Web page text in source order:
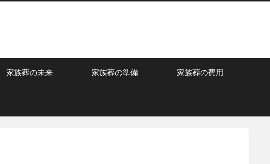
家族葬の未来 家族葬の準備 家族葬の費用